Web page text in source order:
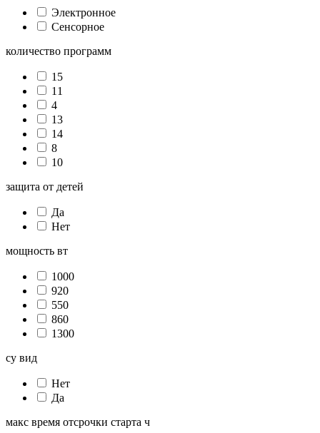
Электронное
Сенсорное
количество программ
15
11
4
13
14
8
10
защита от детей
Да
Нет
мощность вт
1000
920
550
860
1300
су вид
Нет
Да
макс время отсрочки старта ч